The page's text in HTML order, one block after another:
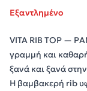
Εξαντλημένο
VITA RIB TOP —
γραμμή και
ξανά και ξανά
Η βαμβακερή rib